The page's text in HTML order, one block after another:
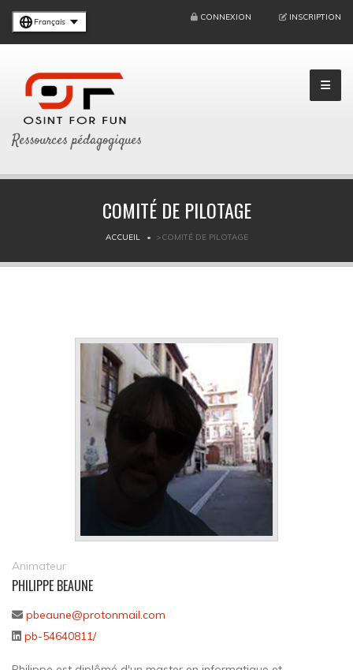
Français CONNEXION INSCRIPTION
Ressources pédagogiques
COMITÉ DE PILOTAGE
ACCUEIL >COMITÉ DE PILOTAGE
Animateur
PHILIPPE BEAUNE
pbeaune@protonmail.com
pb-54640811/